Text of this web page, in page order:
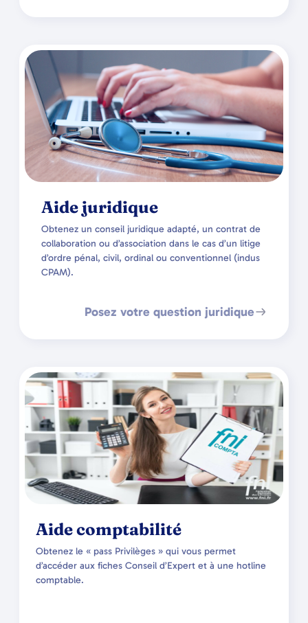
Aide juridique
Obtenez un conseil juridique adapté, un contrat de
collaboration ou d’association dans le cas d’un litige
d’ordre pénal, civil, ordinal ou conventionnel (indus
CPAM).
Posez votre question juridique
Aide comptabilité
Obtenez le « pass Privilèges » qui vous permet
d’accéder aux fiches Conseil d’Expert et à une hotline
comptable.